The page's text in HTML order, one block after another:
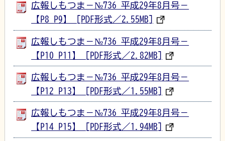
広報しもつま－№736 平成29年8月号－
【P8_P9】 [PDF形式／2.55MB]
広報しもつま－№736 平成29年8月号－
【P10_P11】 [PDF形式／2.82MB]
広報しもつま－№736 平成29年8月号－
【P12_P13】 [PDF形式／1.55MB]
広報しもつま－№736 平成29年8月号－
【P14_P15】 [PDF形式／1.94MB]